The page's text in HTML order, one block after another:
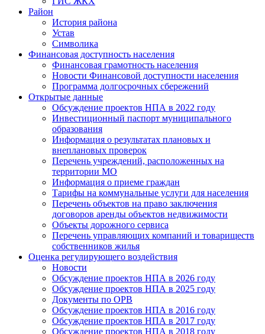
Район
История района
Устав
Символика
Финансовая доступность населения
Финансовая грамотность населения
Новости Финансовой доступности населения
Программа долгосрочных сбережений
Открытые данные
Обсуждение проектов НПА в 2022 году
Инвестиционный паспорт муниципального
образования
Информация о результатах плановых и
внеплановых проверок
Перечень учреждений, расположенных на
территории МО
Информация о приеме граждан
Тарифы на коммунальные услуги для населения
Перечень объектов на право заключения
договоров аренды объектов недвижимости
Объекты дорожного сервиса
Перечень управляющих компаний и товариществ
собственников жилья
Оценка регулирующего воздействия
Новости
Обсуждение проектов НПА в 2026 году
Обсуждение проектов НПА в 2025 году
Документы по ОРВ
Обсуждение проектов НПА в 2016 году
Обсуждение проектов НПА в 2017 году
Обсуждение проектов НПА в 2018 году